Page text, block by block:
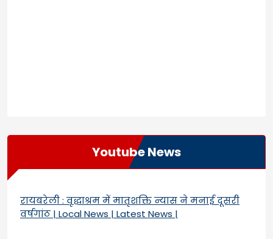
Youtube News
रायबरेली : वृद्धाश्रम में मातृशक्ति न्यास ने मनाई दूसरी
वर्षगांठ | Local News | Latest News |